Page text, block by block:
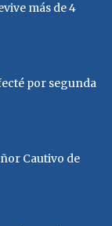
más de 4
por segunda
Cautivo de